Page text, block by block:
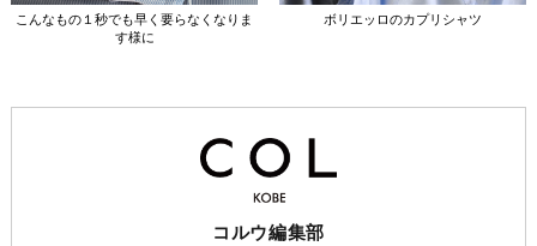
こんなもの１秒でも早く要らなくなりま
す様に
ボリエッロのカプリシャツ
コルウ編集部